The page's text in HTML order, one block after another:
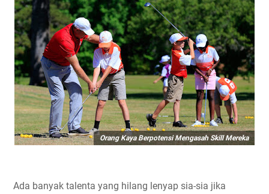
Orang Kaya Berpotensi Mengasah Skill Mereka
Ada banyak talenta yang hilang lenyap sia-sia jika